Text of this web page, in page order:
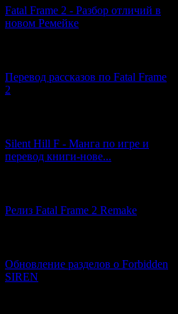
Fatal Frame 2 - Разбор отличий в
новом Ремейке
Перевод рассказов по Fatal Frame
2
Silent Hill F - Манга по игре и
перевод книги-нове...
Релиз Fatal Frame 2 Remake
Обновление разделов о Forbidden
SIREN